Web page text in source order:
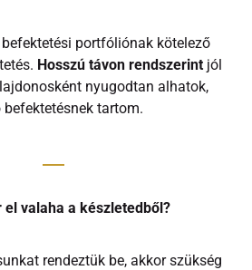
portfóliónak kötelező
Hosszú távon rendszerintjól
nyugodtan alhatok,
befektetésnek tartom.
el valaha a készletedből?
rendeztük be, akkor szükség